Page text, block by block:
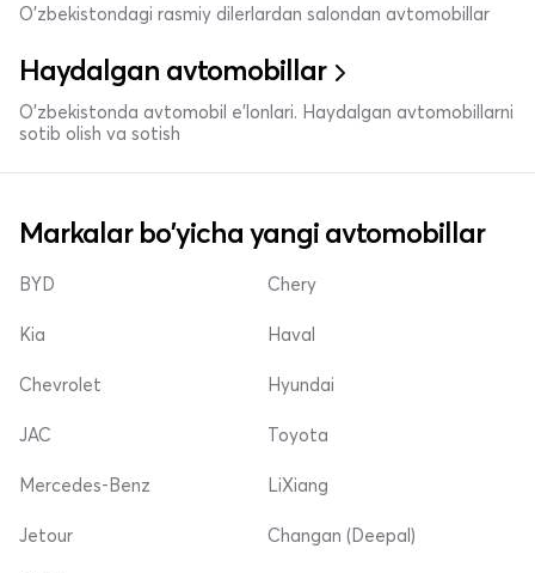
O'zbekistondagi rasmiy dilerlardan salondan avtomobillar
Haydalgan avtomobillar
O'zbekistonda avtomobil e’lonlari. Haydalgan avtomobillarni
sotib olish va sotish
Markalar bo'yicha yangi avtomobillar
BYD
Kia
Chevrolet
Chery
Haval
Hyundai
JAC
Mercedes-Benz
Jetour
Toyota
LiXiang
Changan (Deepal)